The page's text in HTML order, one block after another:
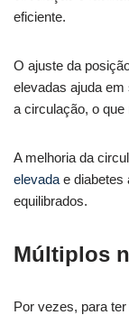
eficiente.
O ajuste da
elevadas ajuda
a circulação, o que
A melhoria da
elevada e diabetes
equilibrados.
Múltiplos
Por vezes, para